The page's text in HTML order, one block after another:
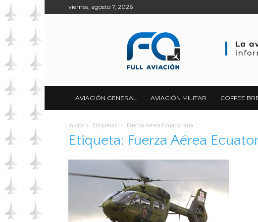
viernes, agosto 7, 2026
AVIACIÓN GENERAL AVIACIÓN MILITAR COFFEE
Inicio Etiquetas Fuerza Aérea Ecuatoriana
Etiqueta: Fuerza Aérea